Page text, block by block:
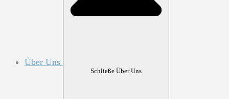
Über Uns
Schließe Über Uns